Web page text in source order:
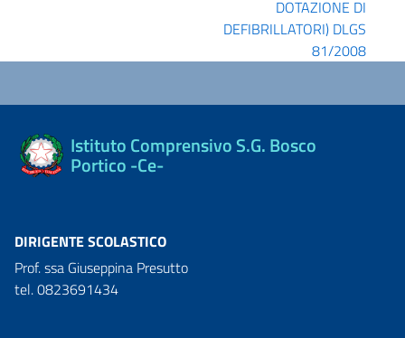
DOTAZIONE DI
DEFIBRILLATORI) DLGS
81/2008
Istituto Comprensivo S.G. Bosco
Portico -Ce-
DIRIGENTE SCOLASTICO
Prof. ssa Giuseppina Presutto
tel. 0823691434